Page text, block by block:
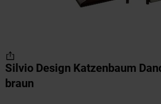
Silvio Design Katzenbaum
braun